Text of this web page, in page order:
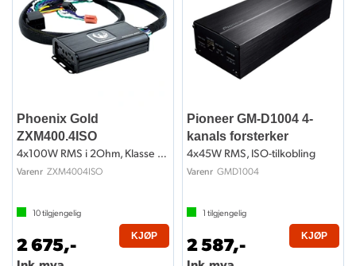
Phoenix Gold
ZXM400.4ISO
4x100W RMS i 2Ohm, Klasse D, ISO-kobling
Varenr ZXM4004ISO
10tilgjengelig
2 675,- KJØP
Pioneer GM-D1004 4-
kanals forsterker
4x45W RMS, ISO-tilkobling
Varenr GMD1004
1 tilgjengelig
2 587,- KJØP